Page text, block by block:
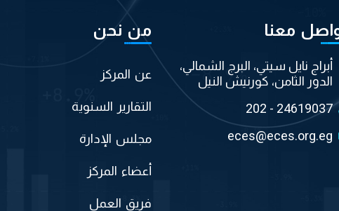
معنا
أبراج نايل سيتي، البرج الشمالي،
الدور الثامن، كورنيش النيل
202 - 24619037
eces@eces.org.eg
من نحن
عن المركز
التقارير السنوية
مجلس الإدارة
أعضاء المركز
فريق العمل